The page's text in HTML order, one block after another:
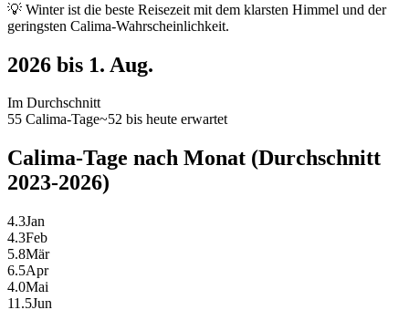
💡 Winter ist die beste Reisezeit mit dem klarsten Himmel und der
geringsten Calima-Wahrscheinlichkeit.
2026 bis 1. Aug.
Im Durchschnitt
55 Calima-Tage~52 bis heute erwartet
Calima-Tage nach Monat (Durchschnitt
2023-2026)
4.3Jan
4.3Feb
5.8Mär
6.5Apr
4.0Mai
11.5Jun